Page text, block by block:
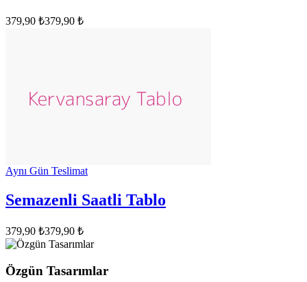
379,90 ₺379,90 ₺
Aynı Gün Teslimat
Semazenli Saatli Tablo
379,90 ₺379,90 ₺
Özgün Tasarımlar